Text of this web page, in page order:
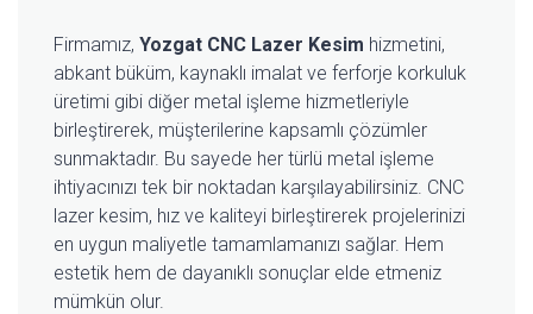
Firmamız, Yozgat CNC Lazer Kesim hizmetini,
abkant büküm, kaynaklı imalat ve ferforje korkuluk
üretimi gibi diğer metal işleme hizmetleriyle
birleştirerek, müşterilerine kapsamlı çözümler
sunmaktadır. Bu sayede her türlü metal işleme
ihtiyacınızı tek bir noktadan karşılayabilirsiniz. CNC
lazer kesim, hız ve kaliteyi birleştirerek projelerinizi
en uygun maliyetle tamamlamanızı sağlar. Hem
estetik hem de dayanıklı sonuçlar elde etmeniz
mümkün olur.